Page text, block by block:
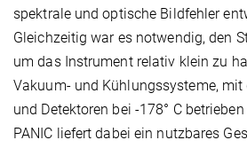
spektrale und optische Bildfehler
Gleichzeitig war es notwendig, den
um das Instrument relativ klein zu
Vakuum- und Kühlungssysteme,
und Detektoren bei -178° C
PANIC liefert dabei ein nutzbares